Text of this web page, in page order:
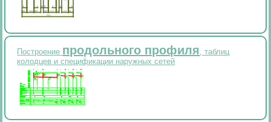
Построение продольного профиля, таблиц
колодцев и спецификации наружных сетей